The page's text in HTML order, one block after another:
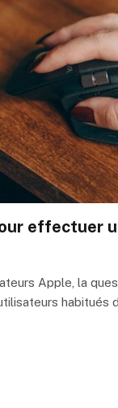
effectuer
Apple, la
habitués